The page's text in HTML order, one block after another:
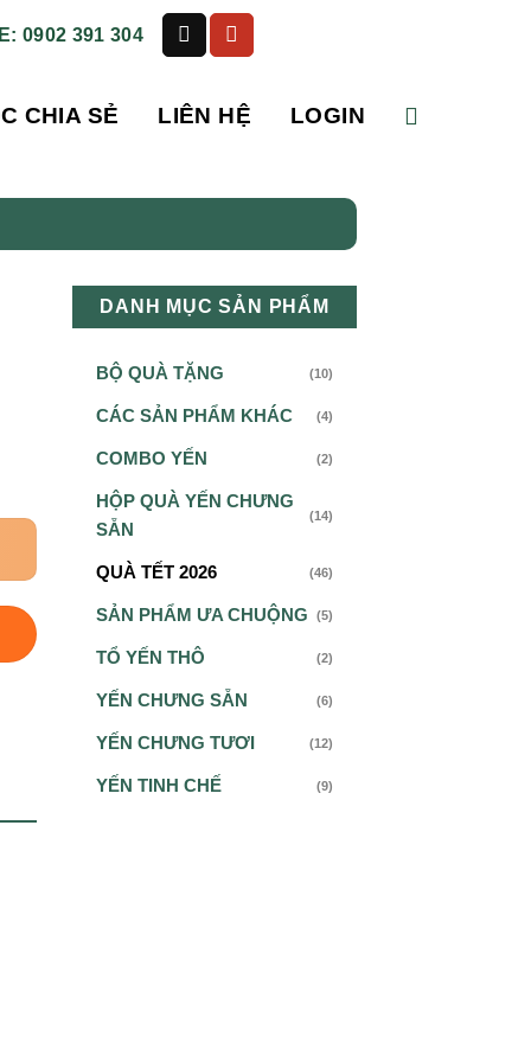
0902 391 304
CHIA SẺ LIÊN HỆ LOGIN
DANH MỤC SẢN PHẨM
BỘ QUÀ TẶNG (10)
CÁC SẢN PHẨM KHÁC (4)
COMBO YẾN (2)
HỘP QUÀ YẾN CHƯNG
SẴN
(14)
QUÀ TẾT 2026 (46)
SẢN PHẨM ƯA CHUỘNG (5)
TỔ YẾN THÔ (2)
YẾN CHƯNG SẴN (6)
YẾN CHƯNG TƯƠI (12)
YẾN TINH CHẾ (9)